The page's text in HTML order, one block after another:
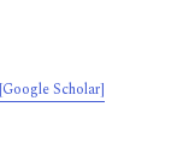
[Google Scholar]